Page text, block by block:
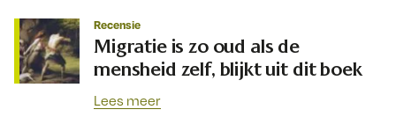
Recensie
Migratie is zo oud als de
mensheid zelf, blijkt uit dit boek
Lees meer